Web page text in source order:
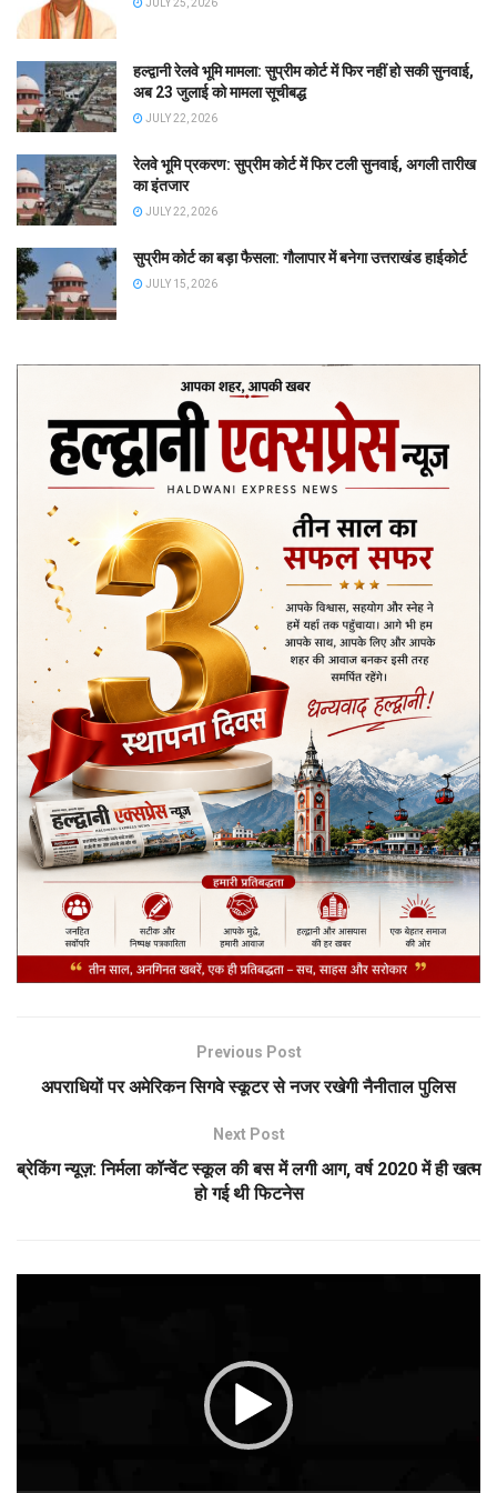
JULY 25, 2026
हल्द्वानी रेलवे भूमि मामला: सुप्रीम कोर्ट में फिर नहीं हो सकी सुनवाई,
अब 23 जुलाई को मामला सूचीबद्ध
JULY 22, 2026
रेलवे भूमि प्रकरण: सुप्रीम कोर्ट में फिर टली सुनवाई, अगली तारीख
का इंतजार
JULY 22, 2026
सुप्रीम कोर्ट का बड़ा फैसला: गौलापार में बनेगा उत्तराखंड हाईकोर्ट
JULY 15, 2026
Previous Post
अपराधियों पर अमेरिकन सिगवे स्कूटर से नजर रखेगी नैनीताल पुलिस
Next Post
ब्रेकिंग न्यूज़: निर्मला कॉन्वेंट स्कूल की बस में लगी आग, वर्ष 2020 में ही खत्म
हो गई थी फिटनेस